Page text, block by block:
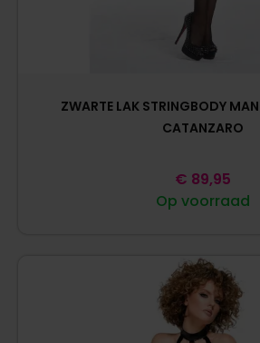
ZWARTE LAK STRINGBODY
CATANZARO
Op voorraad
€ 89,95